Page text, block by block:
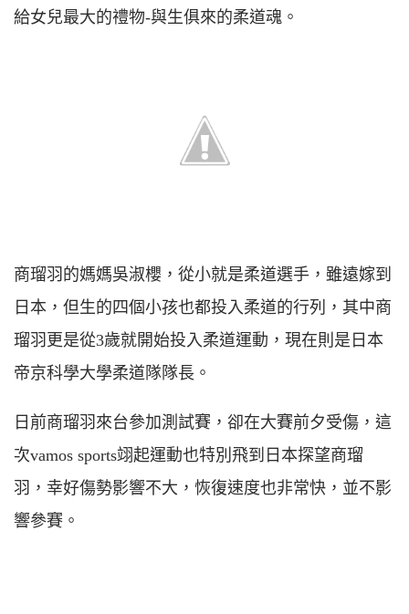
給女兒最大的禮物-與生俱來的柔道魂。
商瑠羽的媽媽吳淑櫻，從小就是柔道選手，雖遠嫁到
日本，但生的四個小孩也都投入柔道的行列，其中商
瑠羽更是從3歲就開始投入柔道運動，現在則是日本
帝京科學大學柔道隊隊長。
日前商瑠羽來台參加測試賽，卻在大賽前夕受傷，這
次vamos sports翊起運動也特別飛到日本探望商瑠
羽，幸好傷勢影響不大，恢復速度也非常快，並不影
響參賽。